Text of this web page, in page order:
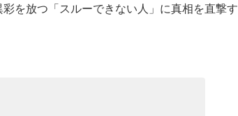
を放つ「スルーできない人」に真相を直撃す